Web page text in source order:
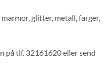
glitter, metall, farger,
på tlf. 32161620 eller send